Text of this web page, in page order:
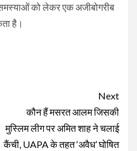
को लेकर एक अजीबोगरीब
है।
Next
कौन हैं मसरत आलम जिसकी
मुस्लिम लीग पर अमित शाह ने चलाई
कैंची, UAPA के तहत ‘अवैध’ घोषित